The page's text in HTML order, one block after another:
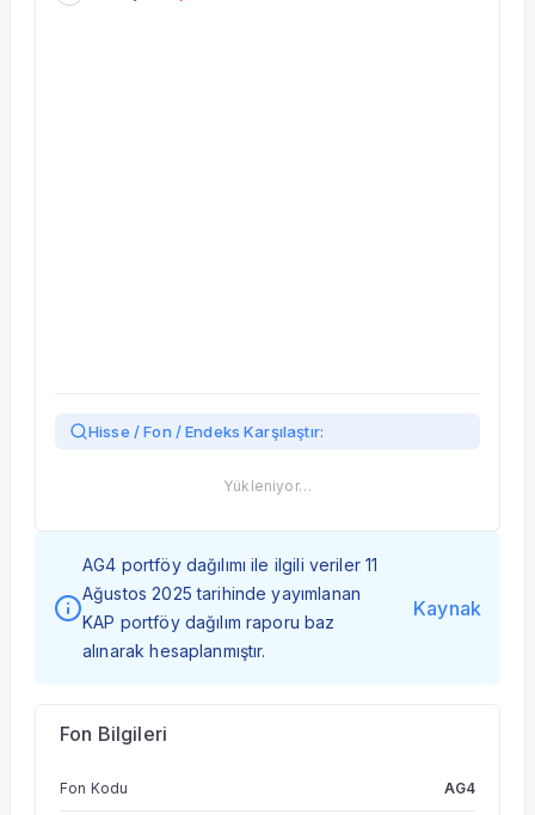
Hisse / Fon / Endeks Karşılaştır:
Yükleniyor…
AG4 portföy dağılımı ile ilgili veriler 11
Ağustos 2025 tarihinde yayımlanan
KAP portföy dağılım raporu baz
alınarak hesaplanmıştır.
Kaynak
Fon Bilgileri
Fon Kodu AG4